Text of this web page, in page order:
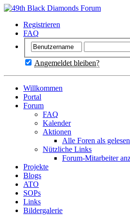
Registrieren
FAQ
Angemeldet bleiben?
Willkommen
Portal
Forum
FAQ
Kalender
Aktionen
Alle Foren als
Nützliche Links
Forum-Mitarbeiter
Projekte
Blogs
ATO
SOPs
Links
Bildergalerie